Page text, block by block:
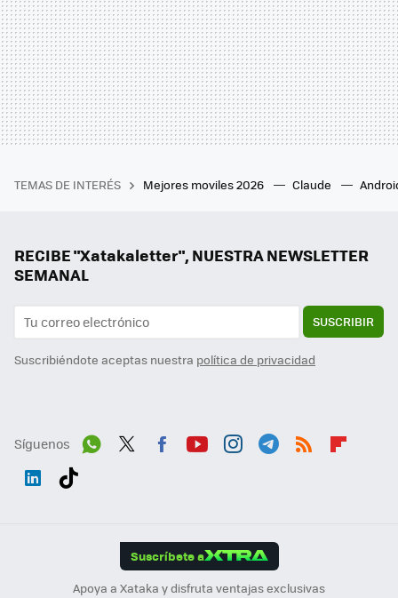
TEMAS DE INTERÉS Mejores moviles 2026 Claude
RECIBE "Xatakaletter", NUESTRA NEWSLETTER
SEMANAL
SUSCRIBIR
Suscribiéndote aceptas nuestra política de privacidad
Síguenos
Suscríbete a
Apoya a Xataka y disfruta ventajas exclusivas